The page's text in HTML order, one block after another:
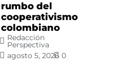
rumbo del
cooperativismo
colombiano
Redacción
Perspectiva
agosto 5, 2026 0